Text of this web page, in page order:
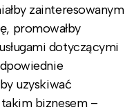
zainteresowanym
promowałby
dotyczącymi
uzyskiwać
biznesem –